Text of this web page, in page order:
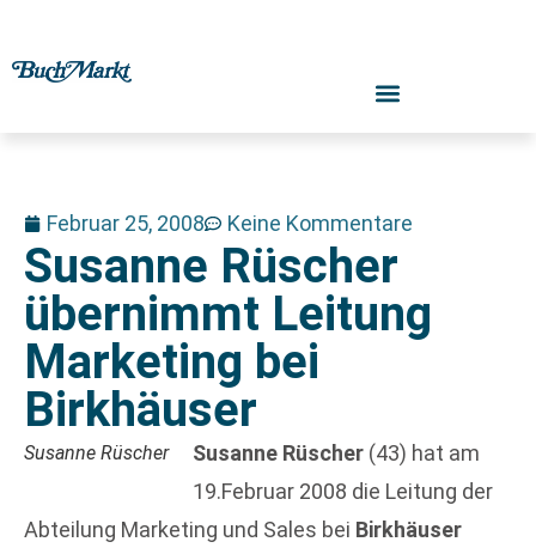
Februar 25, 2008 Keine Kommentare
Susanne Rüscher
übernimmt Leitung
Marketing bei
Birkhäuser
Susanne Rüscher Susanne Rüscher (43) hat am
19.Februar 2008 die Leitung der
Abteilung Marketing und Sales bei Birkhäuser